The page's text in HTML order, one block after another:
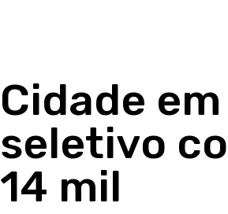
Cidade
seletivo
14 mil